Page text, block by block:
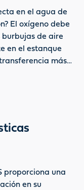
en el agua de
El oxígeno debe
de aire
en el estanque
más
del estanque.
Una varilla
S (190 mm × 100
pero es
a un
proporciona una
en su